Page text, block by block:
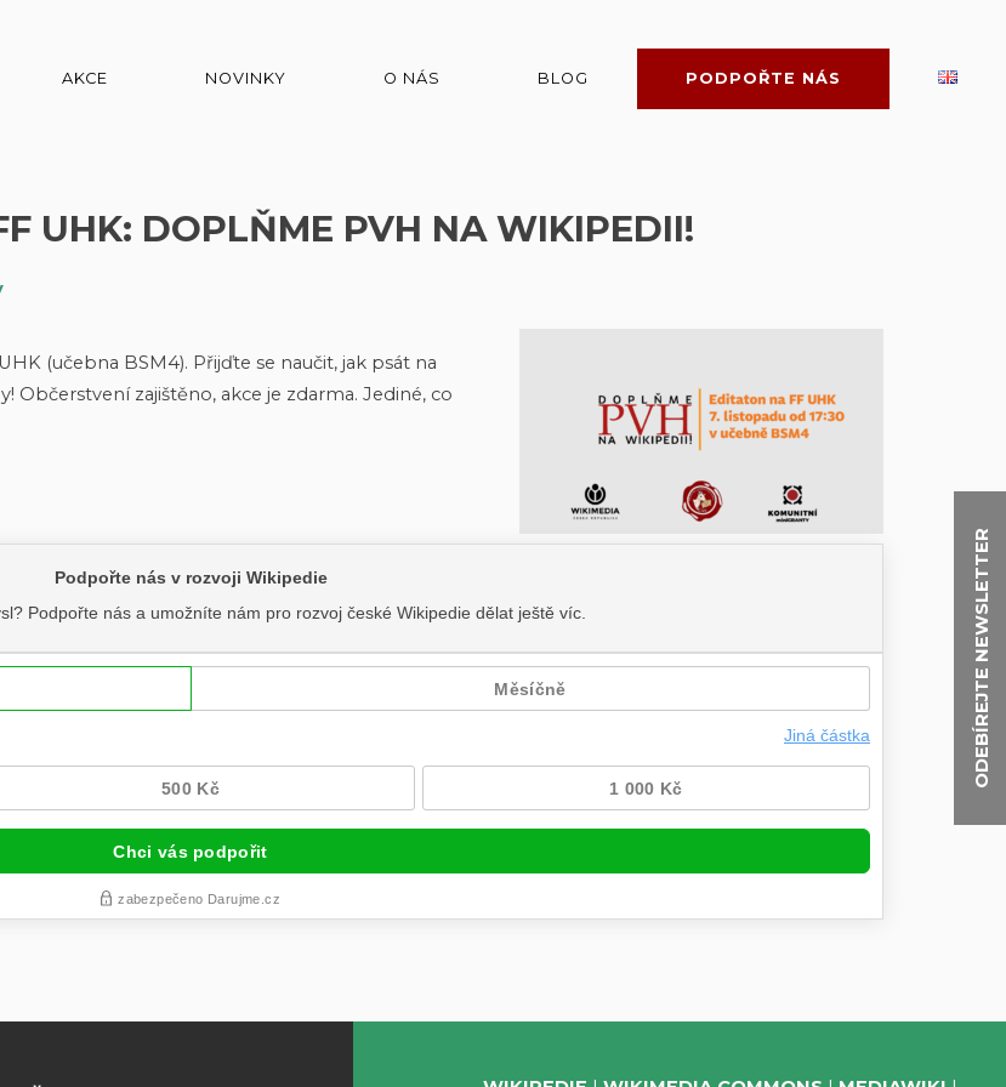
ODEBÍREJTE NEWSLETTER
AKCE NOVINKY O NÁS BLOG PODPOŘTE NÁS
UHK: DOPLŇME PVH NA WIKIPEDII!
(učebna BSM4). Přijďte se naučit, jak psát na
Občerstvení zajištěno, akce je zdarma. Jediné, co